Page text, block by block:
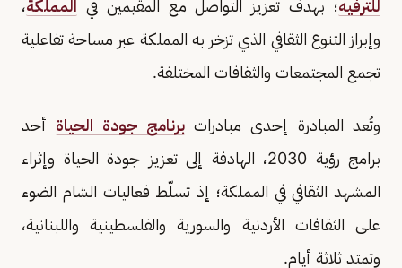
للترفيه؛ بهدف تعزيز التواصل مع المقيمين في المملكة،
وإبراز التنوع الثقافي الذي تزخر به المملكة عبر مساحة تفاعلية
تجمع المجتمعات والثقافات المختلفة.
وتُعد المبادرة إحدى مبادراتبرنامج جودة الحياة أحد
برامج رؤية 2030، الهادفة إلى تعزيز جودة الحياة وإثراء
المشهد الثقافي في المملكة؛ إذ تسلّط فعاليات الشام الضوء
على الثقافات الأردنية والسورية والفلسطينية واللبنانية،
وتمتد ثلاثة أيام.